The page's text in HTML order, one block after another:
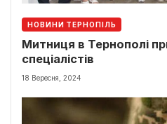
НОВИНИ ТЕРНОПІЛЬ
Митниця в Тернополі
спеціалістів
18 Вересня, 2024